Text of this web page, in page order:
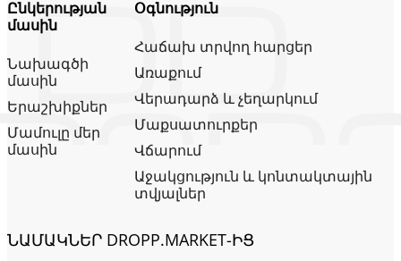
Ընկերության
մասին
Նախագծի
մասին
Երաշխիքներ
Մամուլը մեր
մասին
Օգնություն
Հաճախ տրվող հարցեր
Առաքում
Վերադարձ և չեղարկում
Մաքսատուրքեր
Վճարում
Աջակցություն և կոնտակտային
տվյալներ
ՆԱՄԱԿՆԵՐ DROPP.MARKET-ԻՑ